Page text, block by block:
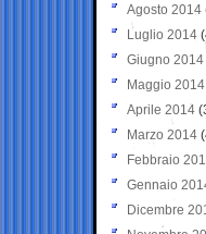
Agosto 2014
Luglio 2014
Giugno 2014
Maggio 2014
Aprile 2014
Marzo 2014
Febbraio
Gennaio
Dicembre